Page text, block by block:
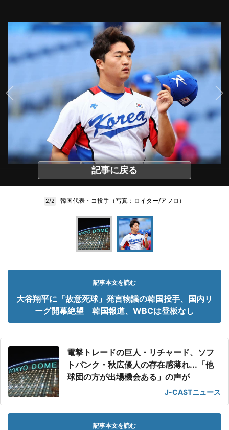
記事に戻る
2/2 韓国代表・コ投手（写真：ロイター/アフロ）
記事本文を読む
大谷翔平に「故意死球」発言物議の韓国投手、国内リ
ーグ開幕絶望 韓国報道、WBCは登板なし
電撃トレードの巨人・リチャード、ソフ
トバンク・秋広優人の存在感薄れ...「他
球団の方が出場機会ある」の声が
J-CASTニュース
記事本文を読む